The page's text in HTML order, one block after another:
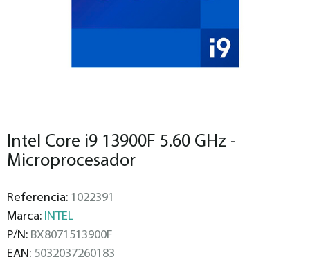
Intel Core i9 13900F 5.60 GHz -
Microprocesador
Referencia: 1022391
Marca: INTEL
P/N: BX8071513900F
EAN: 5032037260183